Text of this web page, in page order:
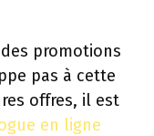
promotions
pas à cette
offres, il est
en ligne